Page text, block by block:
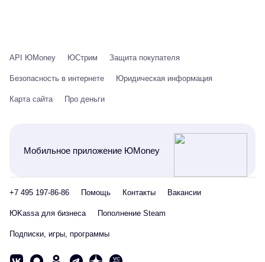
API ЮMoney ЮСтрим Защита покупателя
Безопасность в интернете Юридическая информация
Карта сайта Про деньги
Мобильное приложение ЮMoney
+7 495 197-86-86 Помощь Контакты Вакансии
ЮKassa для бизнеса Пополнение Steam
Подписки, игры, программы